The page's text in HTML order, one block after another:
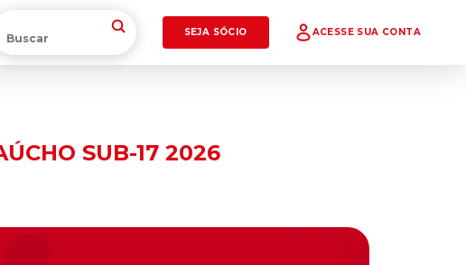
SEJA SÓCIO ACESSE SUA CONTA
SUB-17 2026